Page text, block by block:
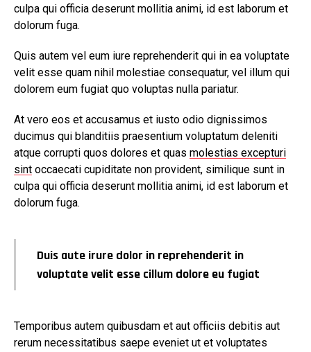
culpa qui officia deserunt mollitia animi, id est laborum et
dolorum fuga.
Quis autem vel eum iure reprehenderit qui in ea voluptate
velit esse quam nihil molestiae consequatur, vel illum qui
dolorem eum fugiat quo voluptas nulla pariatur.
At vero eos et accusamus et iusto odio dignissimos
ducimus qui blanditiis praesentium voluptatum deleniti
atque corrupti quos dolores et quas molestias excepturi
sint occaecati cupiditate non provident, similique sunt in
culpa qui officia deserunt mollitia animi, id est laborum et
dolorum fuga.
Duis aute irure dolor in reprehenderit in
voluptate velit esse cillum dolore eu fugiat
Temporibus autem quibusdam et aut officiis debitis aut
rerum necessitatibus saepe eveniet ut et voluptates